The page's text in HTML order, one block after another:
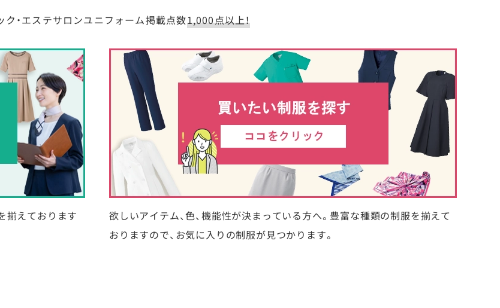
ク・エステサロンユニフォーム掲載点数1,000点以上！
揃えております
欲しいアイテム、色、機能性が決まっている方へ。豊富な種類の制服を揃えて
おりますので、お気に入りの制服が見つかります。